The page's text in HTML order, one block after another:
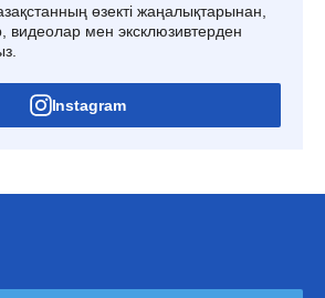
өзекті жаңалықтарынан,
видеолар мен эксклюзивтерден
Instagram